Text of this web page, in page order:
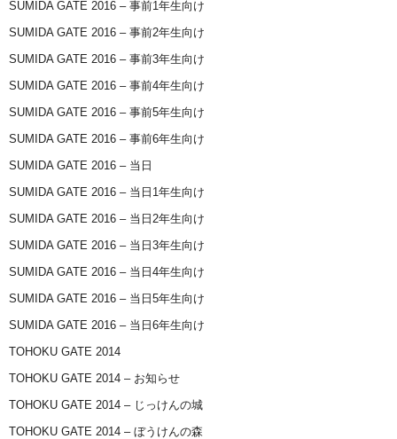
SUMIDA GATE 2016 – 事前1年生向け
SUMIDA GATE 2016 – 事前2年生向け
SUMIDA GATE 2016 – 事前3年生向け
SUMIDA GATE 2016 – 事前4年生向け
SUMIDA GATE 2016 – 事前5年生向け
SUMIDA GATE 2016 – 事前6年生向け
SUMIDA GATE 2016 – 当日
SUMIDA GATE 2016 – 当日1年生向け
SUMIDA GATE 2016 – 当日2年生向け
SUMIDA GATE 2016 – 当日3年生向け
SUMIDA GATE 2016 – 当日4年生向け
SUMIDA GATE 2016 – 当日5年生向け
SUMIDA GATE 2016 – 当日6年生向け
TOHOKU GATE 2014
TOHOKU GATE 2014 – お知らせ
TOHOKU GATE 2014 – じっけんの城
TOHOKU GATE 2014 – ぼうけんの森